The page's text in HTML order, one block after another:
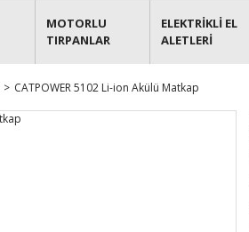
MOTORLU
TIRPANLAR
ELEKTRİKLİ EL
ALETLERİ
CATPOWER 5102 Li-ion Akülü Matkap